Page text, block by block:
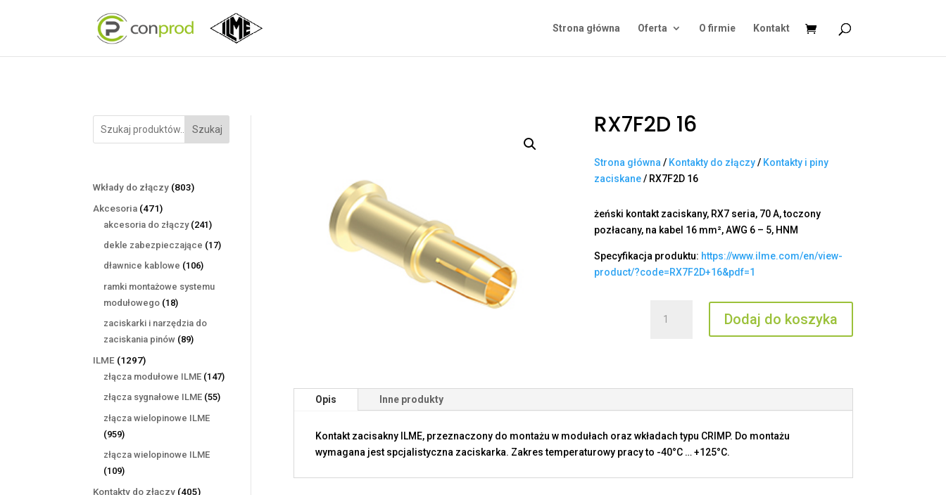
Strona główna Oferta O firmie Kontakt
Szukaj
Wkłady do złączy 803803
Akcesoria 471471
produktów
akcesoria do złączy 241241
produktów
dekle zabezpieczające 1717
dławnice kablowe 106106
ramki montażowe systemu
modułowego 1818
produktów
zaciskarki i narzędzia do
zaciskania pinów 8989
ILME 12971297
produktów
złącza modułowe ILME 147147
złącza sygnałowe ILME 5555
złącza wielopinowe ILME
959959
produktów
złącza wielopinowe ILME
109109
produktów
Kontakty do złączy 405405
RX7F2D 16
Strona główna / Kontakty do złączy/ Kontakty i piny
zaciskane/ RX7F2D 16
żeński kontakt zaciskany, RX7 seria, 70 A, toczony
pozłacany, na kabel 16 mm², AWG 6 – 5, HNM
Specyfikacja produktu: https://www.ilme.com/en/view-
product/?code=RX7F2D+16&pdf=1
RX7F2D
Dodaj do koszyka
Opis Inne produkty
Kontakt zacisakny ILME, przeznaczony do montażu w modułach oraz wkładach typu CRIMP. Do montażu
wymagana jest spcjalistyczna zaciskarka. Zakres temperaturowy pracy to -40°C … +125°C.